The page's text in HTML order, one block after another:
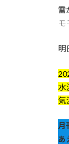
雷
モ
明
水
気
月
あ